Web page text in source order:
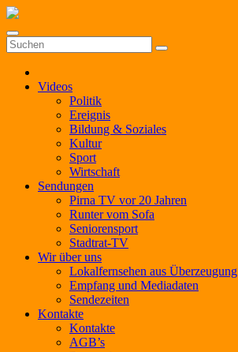
Zum
springen
Videos
Politik
Ereignis
Bildung & Soziales
Kultur
Sport
Wirtschaft
Sendungen
Pirna TV vor 20 Jahren
Runter vom Sofa
Seniorensport
Stadtrat-TV
Wir über uns
Lokalfernsehen aus Überzeugung
Empfang und Mediadaten
Sendezeiten
Kontakte
Kontakte
AGB’s